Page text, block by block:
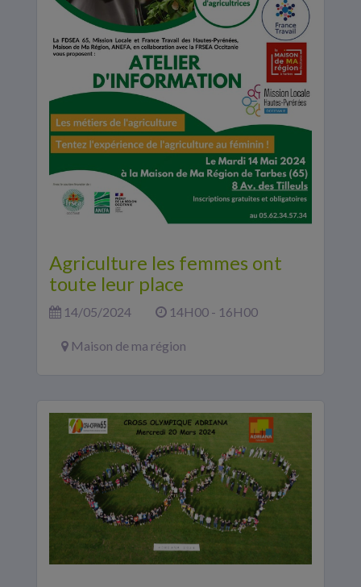
Agriculture les femmes ont
toute leur place
14/05/2024 14H00 - 16H00
Maison de ma région